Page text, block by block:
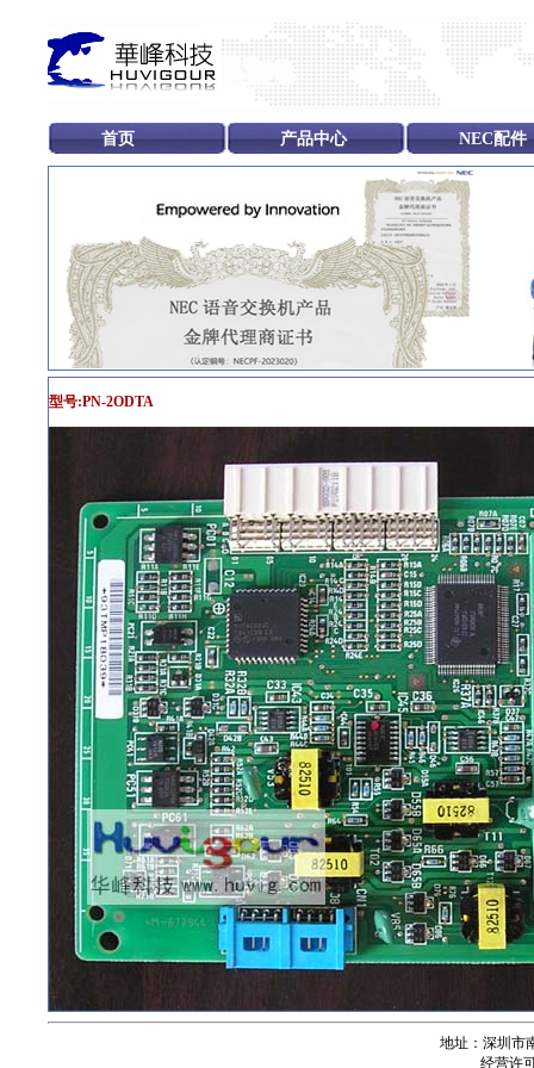
首页 产品中心 NEC配件
型号:PN-2ODTA
地址：深圳市
经营许